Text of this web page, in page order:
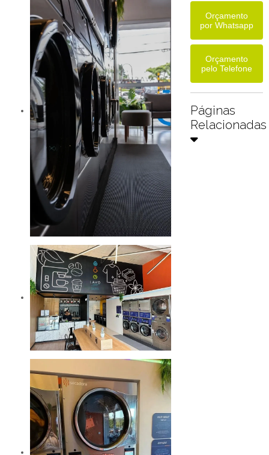
Orçamento
por Whatsapp
Orçamento
pelo Telefone
Páginas
Relacionadas